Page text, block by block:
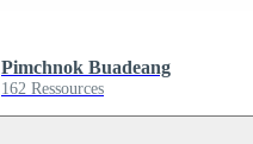
Pimchnok Buadeang
162 Ressources